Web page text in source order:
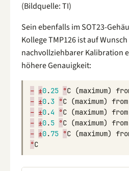
(Bildquelle: TI)
Sein ebenfalls im SOT23-
Kollege TMP126 ist auf
nachvollziehbarer Kalibration
höhere Genauigkeit:
– ±0.25 °C (maximum)
– ±0.3 °C (maximum) from
– ±0.4 °C (maximum) from
– ±0.5 °C (maximum) from
– ±0.75 °C (maximum)
°C